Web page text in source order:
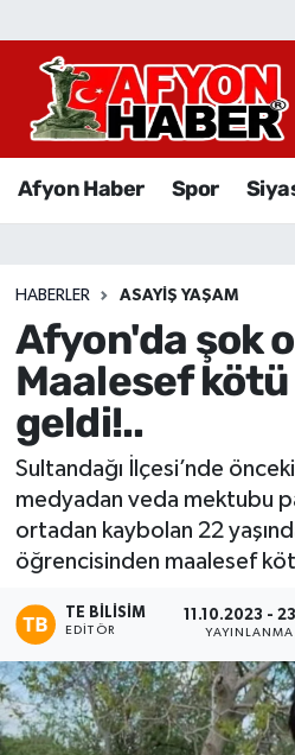
Afyon Haber Spor
HABERLER ASAYIŞ YAŞAM
Afyon'da şok
Maalesef
geldi!..
Sultandağı İlçesi’nde
medyadan veda mektubu
ortadan kaybolan 22
öğrencisinden maalesef
TE BILISIM
EDITÖR
11.10.2023 -
YAYINLANMA
Afyon Haber
Sağlık
Eğitim
Sivil Toplum
Ekonomi
Magazin
Etkinlikler